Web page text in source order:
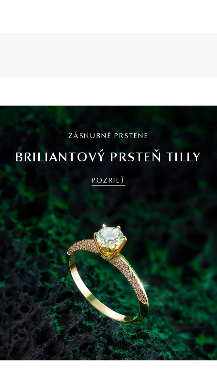
ZÁSNUBNÉ PRSTENE
BRILIANTOVÝ PRSTEŇ TILLY
POZRIEŤ